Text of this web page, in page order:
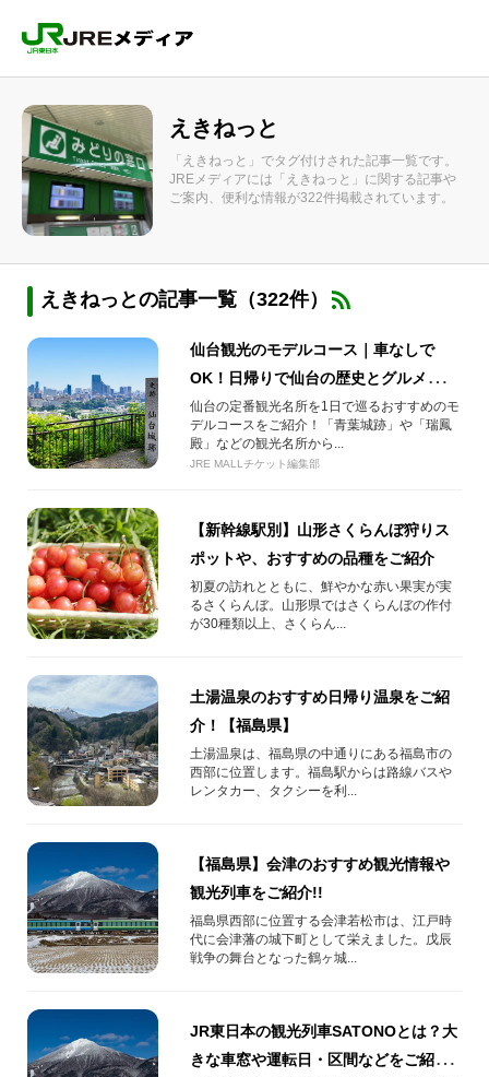
えきねっと
「えきねっと」でタグ付けされた記事一覧です。
JREメディアには「えきねっと」に関する記事や
ご案内、便利な情報が322件掲載されています。
えきねっとの記事一覧（322件）
仙台観光のモデルコース｜車なしで
OK！日帰りで仙台の歴史とグルメを巡
るプラン【2026年】
仙台の定番観光名所を1日で巡るおすすめのモ
デルコースをご紹介！「青葉城跡」や「瑞鳳
殿」などの観光名所から...
JRE MALLチケット編集部
【新幹線駅別】山形さくらんぼ狩りス
ポットや、おすすめの品種をご紹介
初夏の訪れとともに、鮮やかな赤い果実が実
るさくらんぼ。山形県ではさくらんぼの作付
が30種類以上、さくらん...
土湯温泉のおすすめ日帰り温泉をご紹
介！【福島県】
土湯温泉は、福島県の中通りにある福島市の
西部に位置します。福島駅からは路線バスや
レンタカー、タクシーを利...
【福島県】会津のおすすめ観光情報や
観光列車をご紹介!!
福島県西部に位置する会津若松市は、江戸時
代に会津藩の城下町として栄えました。戊辰
戦争の舞台となった鶴ヶ城...
JR東日本の観光列車SATONOとは？大
きな車窓や運転日・区間などをご紹